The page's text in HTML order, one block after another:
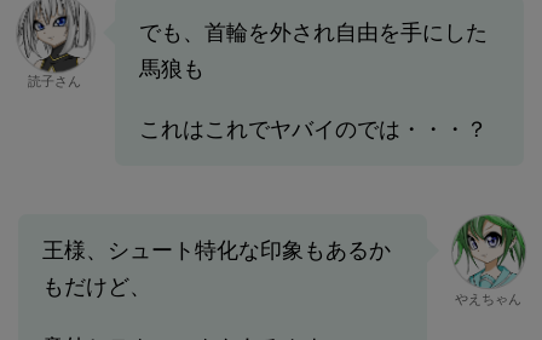
読子さん
でも、首輪を外され自由を手にした
馬狼も
これはこれでヤバイのでは・・・？
王様、シュート特化な印象もあるか
もだけど、
やえちゃん